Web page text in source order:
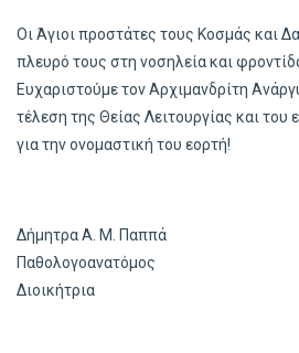
Οι Άγιοι προστάτες τους Κοσμάς και
πλευρό τους στη νοσηλεία και
Ευχαριστούμε τον Αρχιμανδρίτη
τέλεση της Θείας Λειτουργίας και
για την ονομαστική του εορτή!
Δήμητρα Α. Μ. Παππά
Παθολογοανατόμος
Διοικήτρια